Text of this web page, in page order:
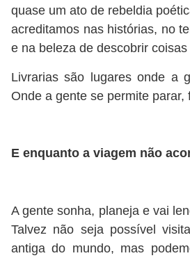
quase um ato de rebeldia
acreditamos nas histórias, no
e na beleza de descobrir
Livrarias são lugares onde a
Onde a gente se permite parar,
E enquanto a viagem não
A gente sonha, planeja e vai
Talvez não seja possível
antiga do mundo, mas